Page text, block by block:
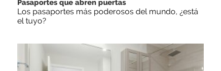
Pasaportes que abren puertas
Los pasaportes más poderosos del mundo, ¿está
el tuyo?